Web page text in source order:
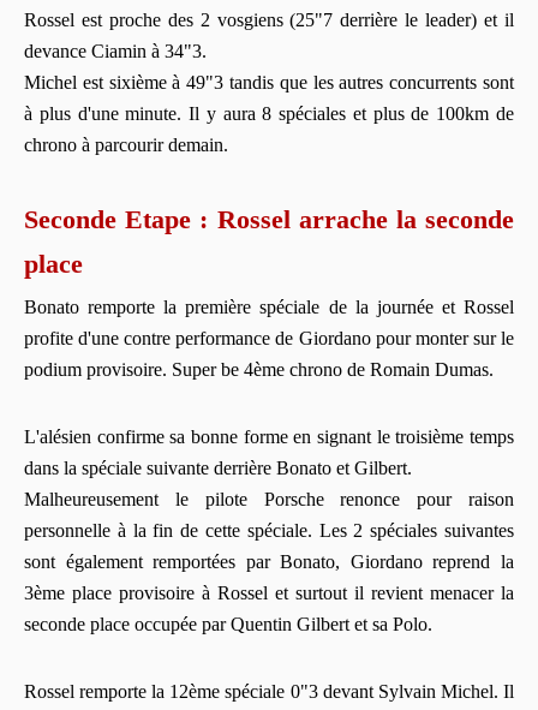
Rossel est proche des 2 vosgiens (25"7 derrière le leader) et il
devance Ciamin à 34"3.
Michel est sixième à 49"3 tandis que les autres concurrents sont
à plus d'une minute. Il y aura 8 spéciales et plus de 100km de
chrono à parcourir demain.
Seconde Etape : Rossel arrache la seconde
place
Bonato remporte la première spéciale de la journée et Rossel
profite d'une contre performance de Giordano pour monter sur le
podium provisoire. Super be 4ème chrono de Romain Dumas.
L'alésien confirme sa bonne forme en signant le troisième temps
dans la spéciale suivante derrière Bonato et Gilbert.
Malheureusement le pilote Porsche renonce pour raison
personnelle à la fin de cette spéciale. Les 2 spéciales suivantes
sont également remportées par Bonato, Giordano reprend la
3ème place provisoire à Rossel et surtout il revient menacer la
seconde place occupée par Quentin Gilbert et sa Polo.
Rossel remporte la 12ème spéciale 0"3 devant Sylvain Michel. Il